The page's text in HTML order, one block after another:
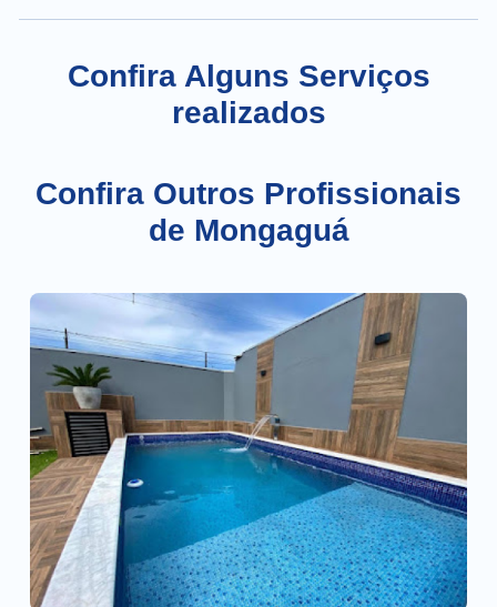
Confira Alguns Serviços
realizados
Confira Outros Profissionais
de Mongaguá